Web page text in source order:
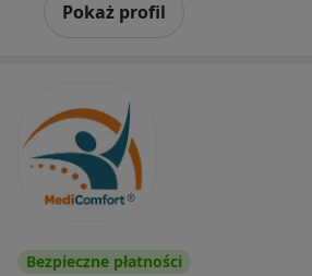
Pokaż profil
Bezpieczne płatności